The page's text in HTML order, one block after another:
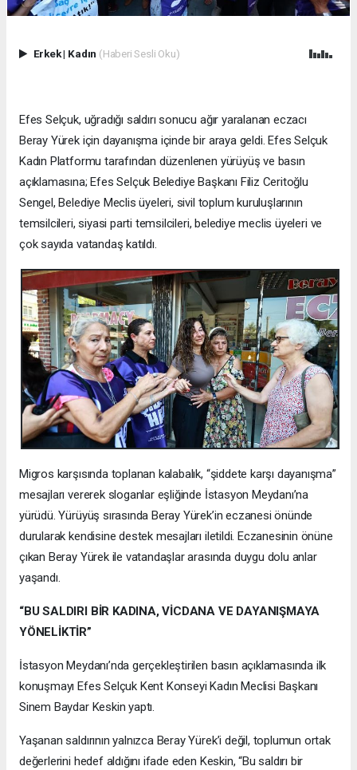
Erkek| Kadın (Haberi Sesli Oku)
Efes Selçuk, uğradığı saldırı sonucu ağır yaralanan eczacı
Beray Yürek için dayanışma içinde bir araya geldi. Efes Selçuk
Kadın Platformu tarafından düzenlenen yürüyüş ve basın
açıklamasına; Efes Selçuk Belediye Başkanı Filiz Ceritoğlu
Sengel, Belediye Meclis üyeleri, sivil toplum kuruluşlarının
temsilcileri, siyasi parti temsilcileri, belediye meclis üyeleri ve
çok sayıda vatandaş katıldı.
Migros karşısında toplanan kalabalık, “şiddete karşı dayanışma”
mesajları vererek sloganlar eşliğinde İstasyon Meydanı’na
yürüdü. Yürüyüş sırasında Beray Yürek’in eczanesi önünde
durularak kendisine destek mesajları iletildi. Eczanesinin önüne
çıkan Beray Yürek ile vatandaşlar arasında duygu dolu anlar
yaşandı.
“BU SALDIRI BİR KADINA, VİCDANA VE DAYANIŞMAYA
YÖNELİKTİR”
İstasyon Meydanı’nda gerçekleştirilen basın açıklamasında ilk
konuşmayı Efes Selçuk Kent Konseyi Kadın Meclisi Başkanı
Sinem Baydar Keskin yaptı.
Yaşanan saldırının yalnızca Beray Yürek’i değil, toplumun ortak
değerlerini hedef aldığını ifade eden Keskin, “Bu saldırı bir